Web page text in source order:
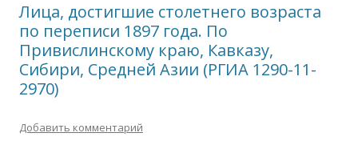
Лица, достигшие столетнего возраста
по переписи 1897 года. По
Привислинскому краю, Кавказу,
Сибири, Средней Азии (РГИА 1290-11-
2970)
Добавить комментарий